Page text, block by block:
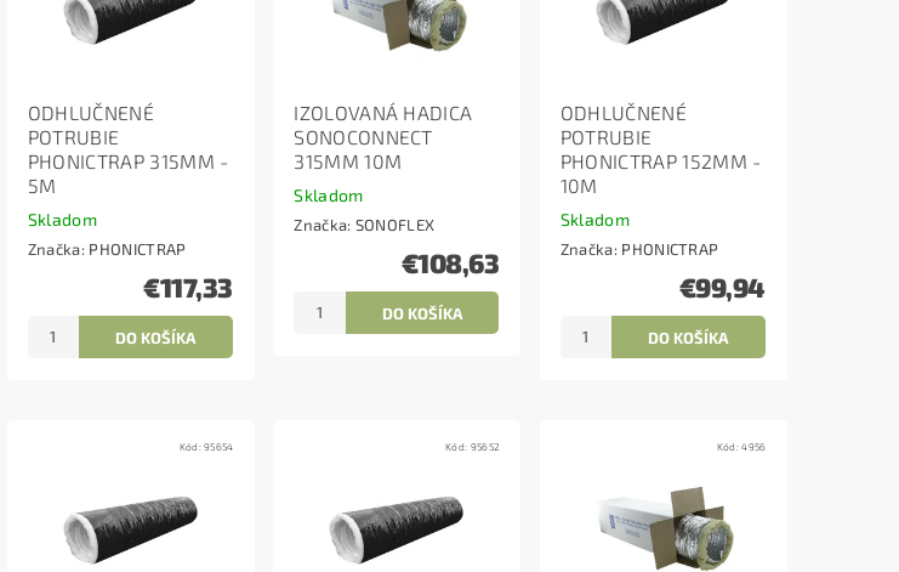
ODHLUČNENÉ
POTRUBIE
PHONICTRAP 315MM -
5M
Skladom
Značka: PHONICTRAP
€117,33
IZOLOVANÁ HADICA
SONOCONNECT
315MM 10M
Skladom
Značka: SONOFLEX
€108,63
ODHLUČNENÉ
POTRUBIE
PHONICTRAP 152MM -
10M
Skladom
Značka: PHONICTRAP
€99,94
Kód:95654 Kód: 95652 Kód:4956